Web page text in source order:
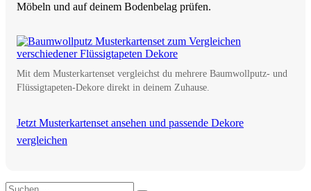
Möbeln und auf deinem Bodenbelag prüfen.
Mit dem Musterkartenset vergleichst du mehrere Baumwollputz- und
Flüssigtapeten-Dekore direkt in deinem Zuhause.
Jetzt Musterkartenset ansehen und passende Dekore
vergleichen